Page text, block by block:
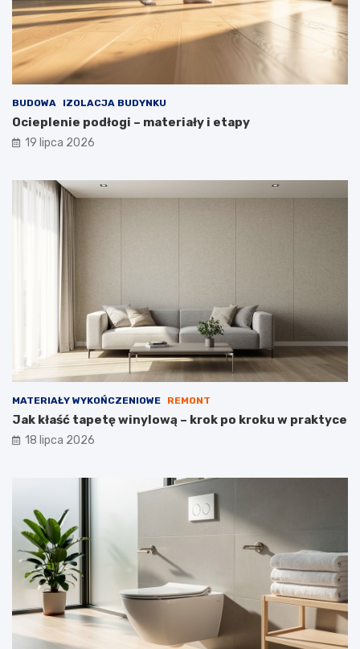
BUDOWA IZOLACJA BUDYNKU
Ocieplenie podłogi – materiały i etapy
19 lipca 2026
MATERIAŁY WYKOŃCZENIOWE REMONT
Jak kłaść tapetę winylową – krok po kroku w praktyce
18 lipca 2026